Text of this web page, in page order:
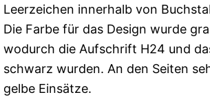
Leerzeichen innerhalb von
Die Farbe für das Design wurde
wodurch die Aufschrift H24 und
schwarz wurden. An den Seiten
gelbe Einsätze.